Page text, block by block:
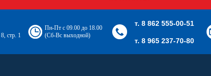
стр. 1
Пн-Пт с 09.00 до 18.00
(Сб-Вс выходной)
т. 8 862 555-00-51
т. 8 965 237-70-80